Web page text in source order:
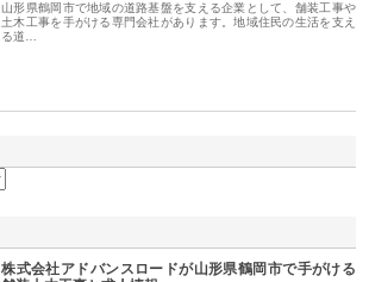
山形県鶴岡市で地域の道路基盤を支える企業として、舗装工事や
土木工事を手がける専門会社があります。地域住民の生活を支え
る道…
株式会社アドバンスロードが山形県鶴岡市で手がける